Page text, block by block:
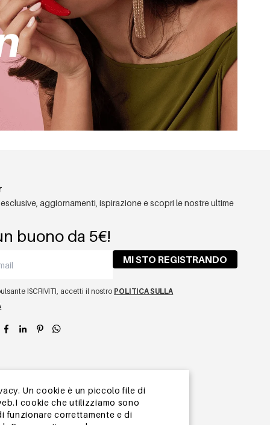
Un cookie è un piccolo file di
cookie che utilizziamo sono
funzionare correttamente e di
aggiornamenti, ispirazione e scopri le nostre ultime
buono da 5€!
MI STO REGISTRANDO
ISCRIVITI, accetti il ​​nostro POLITICA SULLA